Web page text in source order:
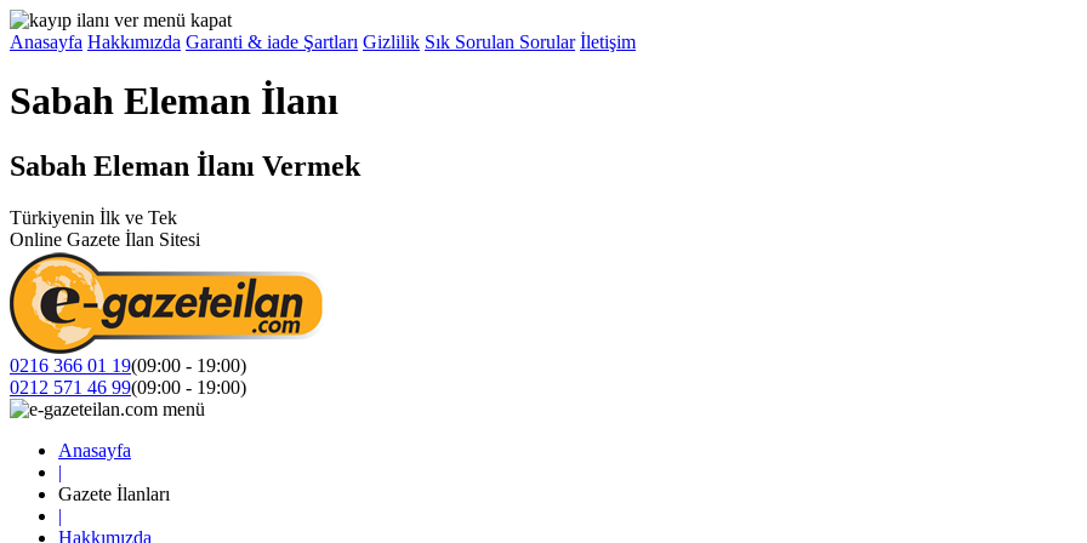
Anasayfa Hakkımızda Garanti & iade Şartları Gizlilik Sık Sorulan Sorular İletişim
Sabah Eleman İlanı
Sabah Eleman İlanı Vermek
Türkiyenin İlk ve Tek
Online Gazete İlan Sitesi
0216 366 01 19(09:00 - 19:00)
0212 571 46 99(09:00 - 19:00)
Anasayfa
|
Gazete İlanları
|
Hakkımızda